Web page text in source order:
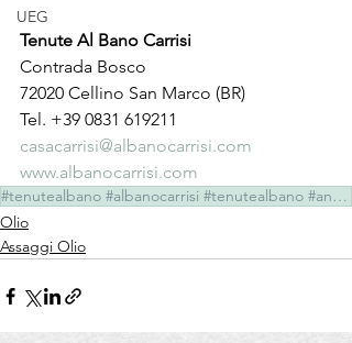
UEG
Tenute Al Bano Carrisi
Contrada Bosco
72020 Cellino San Marco (BR)
Tel. +39 0831 619211
casacarrisi@albanocarrisi.com
www.albanocarrisi.com
#tenutealbano #albanocarrisi #tenutealbano #antoniettamazzeo #olioediantoniettamazzeo #olio
Olio
Assaggi Olio